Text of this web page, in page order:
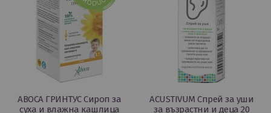
ABOCA ГРИНТУС Сироп за
суха и влажна кашлица
ACUSTIVUM Спрей за уши
за възрастни и деца 20